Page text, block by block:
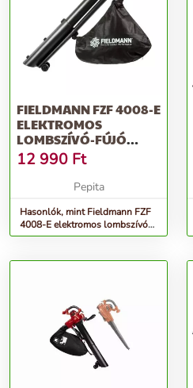
További információk>>
FIELDMANN FZF 4008-E
ELEKTROMOS
LOMBSZÍVÓ-FÚJÓ
(50005433)
12 990 Ft
Pepita
Hasonlók, mint Fieldmann FZF
4008-E elektromos lombszívó-
fújó (50005433)